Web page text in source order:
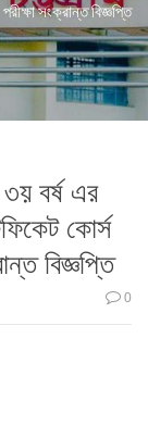
সংক্রান্ত বিজ্ঞপ্তি
বর্ষ এর
কোর্স
বিজ্ঞপ্তি
0